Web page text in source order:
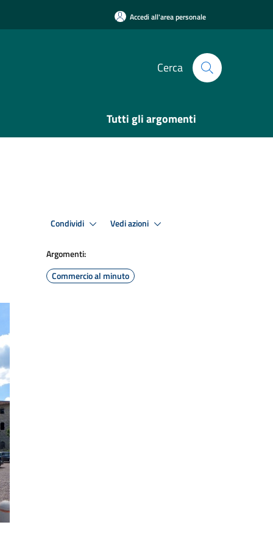
Accedi all'area personale
Cerca
Tutti gli argomenti
Condividi Vedi azioni
Argomenti:
Commercio al minuto